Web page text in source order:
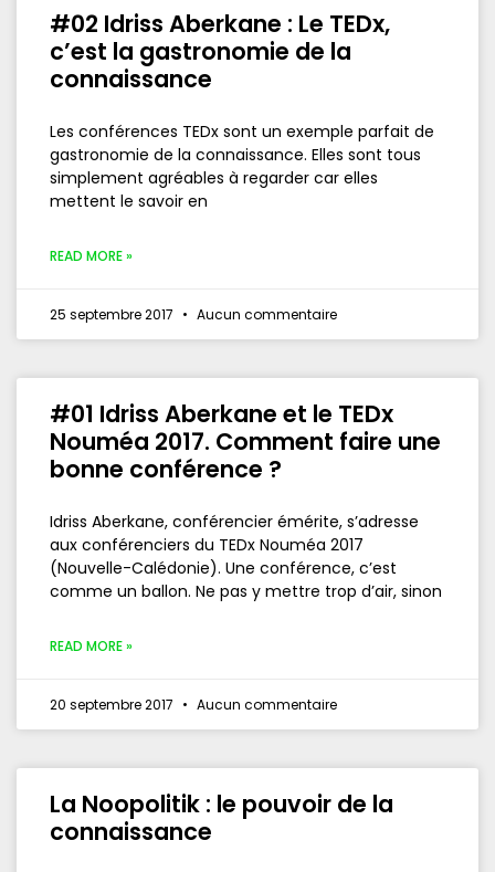
#02 Idriss Aberkane : Le TEDx,
c’est la gastronomie de la
connaissance
Les conférences TEDx sont un exemple parfait de
gastronomie de la connaissance. Elles sont tous
simplement agréables à regarder car elles
mettent le savoir en
READ MORE »
25 septembre 2017 Aucun commentaire
#01 Idriss Aberkane et le TEDx
Nouméa 2017. Comment faire une
bonne conférence ?
Idriss Aberkane, conférencier émérite, s’adresse
aux conférenciers du TEDx Nouméa 2017
(Nouvelle-Calédonie). Une conférence, c’est
comme un ballon. Ne pas y mettre trop d’air, sinon
READ MORE »
20 septembre 2017 Aucun commentaire
La Noopolitik : le pouvoir de la
connaissance